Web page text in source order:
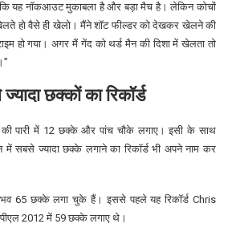
कि यह नॉकआउट मुकाबला है और बड़ा मैच है। लेकिन कोचों
हो वैसे ही खेलो। मैंने शॉट फील्डर को देखकर खेलने की
हो गया। अगर मैं गेंद को थर्ड मैन की दिशा में खेलता तो
छक्कों का रिकॉर्ड
की पारी में 12 छक्के और पांच चौके लगाए। इसी के साथ
सबसे ज्यादा छक्के लगाने का रिकॉर्ड भी अपने नाम कर
65 छक्के लगा चुके हैं। इससे पहले यह रिकॉर्ड Chris
2012 में 59 छक्के लगाए थे।